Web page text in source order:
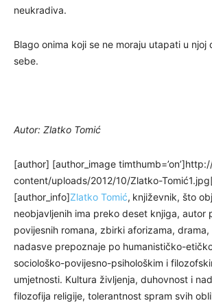
neukradiva.
Blago onima koji se ne moraju utapati u njoj
sebe.
Autor: Zlatko Tomić
[author] [author_image
content/uploads/2012/10/Zlatko-
[author_info]Zlatko Tomić, književnik, što
neobjavljenih ima preko deset knjiga, autor
povijesnih romana, zbirki aforizama, drama,
nadasve prepoznaje po humanističko-
sociološko-povijesno-psihološkim i
umjetnosti. Kultura življenja, duhovnost i
filozofija religije, tolerantnost spram svih